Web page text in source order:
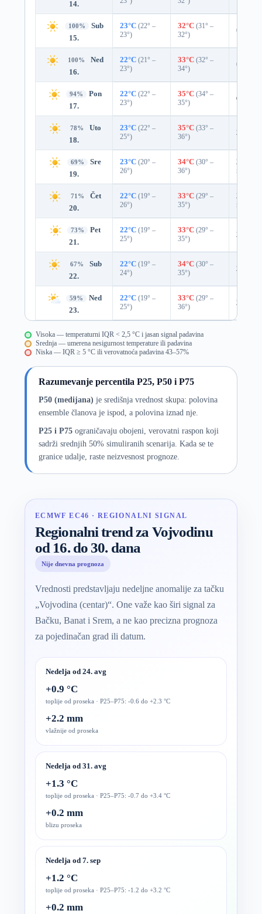
14.
100%
Sub
15.
23°C (22° –
23°)
32°C (31° –
32°)
0%
100%
Ned
16.
22°C (21° –
23°)
33°C (32° –
34°)
0%
94%
Pon
17.
22°C (22° –
23°)
35°C (34° –
35°)
6%
78%
Uto
18.
23°C (22° –
25°)
35°C (33° –
36°)
22%
69%
Sre
19.
23°C (20° –
26°)
34°C (30° –
36°)
29%
mm)
71%
Čet
20.
22°C (19° –
26°)
33°C (29° –
35°)
29%
mm)
73%
Pet
21.
22°C (19° –
25°)
33°C (29° –
35°)
20%
67%
Sub
22.
22°C (19° –
24°)
34°C (30° –
35°)
22%
59%
Ned
23.
22°C (19° –
25°)
33°C (29° –
36°)
24%
Visoka — temperaturni IQR < 2,5 °C i jasan signal padavina
Srednja — umerena nesigurnost temperature ili padavina
Niska — IQR ≥ 5 °C ili verovatnoća padavina 43–57%
Razumevanje percentila P25, P50 i P75
P50 (medijana) je središnja vrednost skupa: polovina
ensemble članova je ispod, a polovina iznad nje.
P25 i P75ograničavaju obojeni, verovatni raspon koji
sadrži srednjih 50% simuliranih scenarija. Kada se te
granice udalje, raste neizvesnost prognoze.
ECMWF EC46 · REGIONALNI SIGNAL
Regionalni trend za Vojvodinu
od 16. do 30. dana
Nije dnevna prognoza
Vrednosti predstavljaju nedeljne anomalije za tačku
„Vojvodina (centar)“. One važe kao širi signal za
Bačku, Banat i Srem, a ne kao precizna prognoza
za pojedinačan grad ili datum.
Nedelja od 24. avg
+0.9 °C
toplije od proseka · P25–P75: -0.6 do +2.3 °C
+2.2 mm
vlažnije od proseka
Nedelja od 31. avg
+1.3 °C
toplije od proseka · P25–P75: -0.7 do +3.4 °C
+0.2 mm
blizu proseka
Nedelja od 7. sep
+1.2 °C
toplije od proseka · P25–P75: -1.2 do +3.2 °C
+0.2 mm